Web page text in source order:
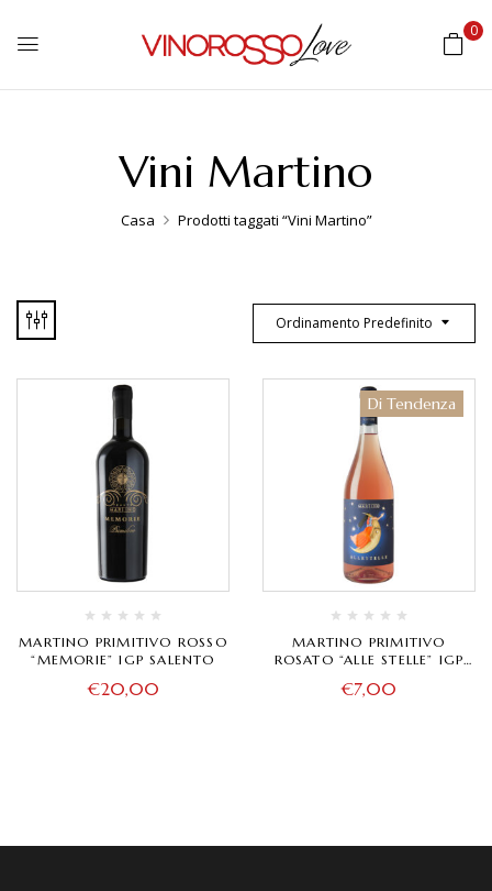
0
Vini Martino
Casa Prodotti taggati “Vini Martino”
Ordinamento Predefinito
MARTINO PRIMITIVO ROSSO
“MEMORIE” IGP SALENTO
€20,00
Di Tendenza
MARTINO PRIMITIVO
ROSATO “ALLE STELLE” IGP
€7,00